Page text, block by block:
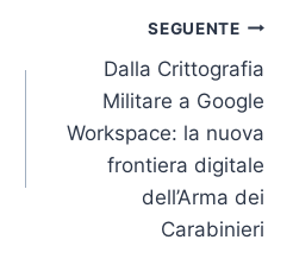
SEGUENTE
Dalla Crittografia
Militare a Google
Workspace: la nuova
frontiera digitale
dell’Arma dei
Carabinieri